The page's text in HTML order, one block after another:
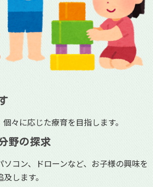
々に応じた療育を目指します。
野の探求
コン、ドローンなど、お子様の興味を
します。